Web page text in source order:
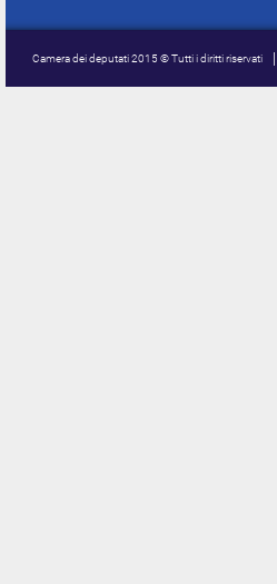
Camera dei deputati 2015 © Tutti i diritti riservati